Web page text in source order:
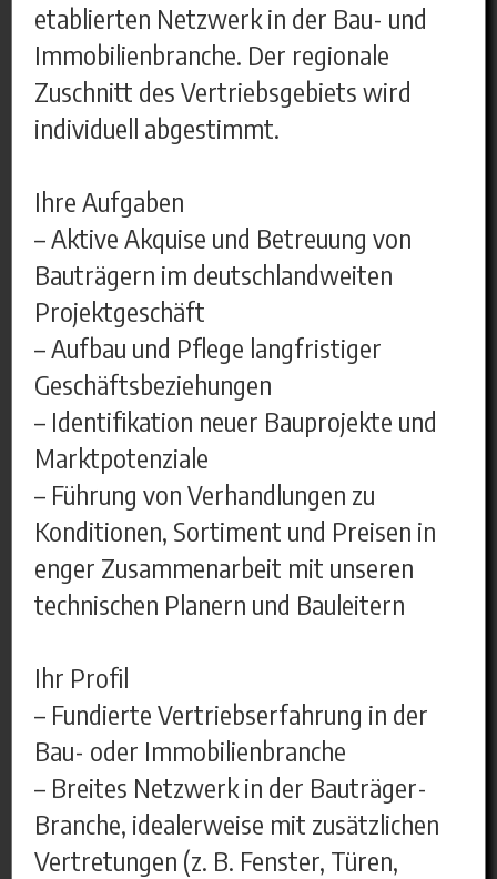
etablierten Netzwerk in der Bau- und
Immobilienbranche. Der regionale
Zuschnitt des Vertriebsgebiets wird
individuell abgestimmt.
Ihre Aufgaben
– Aktive Akquise und Betreuung von
Bauträgern im deutschlandweiten
Projektgeschäft
– Aufbau und Pflege langfristiger
Geschäftsbeziehungen
– Identifikation neuer Bauprojekte und
Marktpotenziale
– Führung von Verhandlungen zu
Konditionen, Sortiment und Preisen in
enger Zusammenarbeit mit unseren
technischen Planern und Bauleitern
Ihr Profil
– Fundierte Vertriebserfahrung in der
Bau- oder Immobilienbranche
– Breites Netzwerk in der Bauträger-
Branche, idealerweise mit zusätzlichen
Vertretungen (z. B. Fenster, Türen,